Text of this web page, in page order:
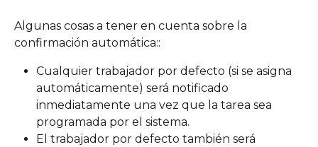
Algunas cosas a tener en cuenta sobre la
confirmación automática::
Cualquier trabajador por defecto (si se asigna
automáticamente) será notificado
inmediatamente una vez que la tarea sea
programada por el sistema.
El trabajador por defecto también será